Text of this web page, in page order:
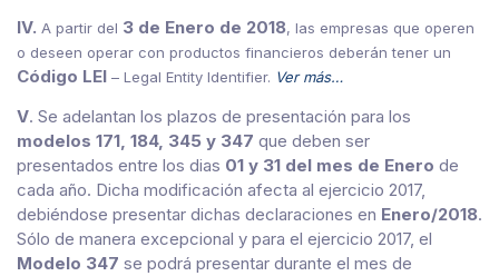
IV. A partir del 3 de Enero de 2018, las empresas que operen
o deseen operar con productos financieros deberán tener un
Código LEI – Legal Entity Identifier. Ver más…
V. Se adelantan los plazos de presentación para los
modelos 171, 184, 345 y 347 que deben ser
presentados entre los dias 01 y 31 del mes de Enero de
cada año. Dicha modificación afecta al ejercicio 2017,
debiéndose presentar dichas declaraciones en Enero/2018.
Sólo de manera excepcional y para el ejercicio 2017, el
Modelo 347 se podrá presentar durante el mes de